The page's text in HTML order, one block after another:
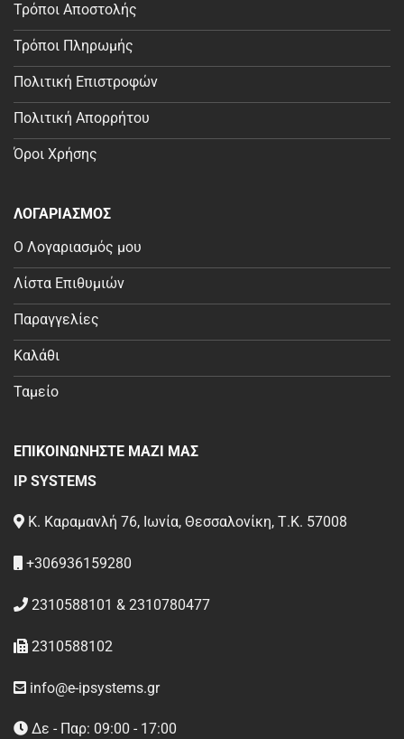
Τρόποι Αποστολής
Τρόποι Πληρωμής
Πολιτική Επιστροφών
Πολιτική Απορρήτου
Όροι Χρήσης
ΛΟΓΑΡΙΑΣΜΟΣ
Ο Λογαριασμός μου
Λίστα Επιθυμιών
Παραγγελίες
Καλάθι
Ταμείο
ΕΠΙΚΟΙΝΩΝΗΣΤΕ ΜΑΖΙ ΜΑΣ
IP SYSTEMS
Κ. Καραμανλή 76, Ιωνία, Θεσσαλονίκη, Τ.Κ. 57008
+306936159280
2310588101 & 2310780477
2310588102
info@e-ipsystems.gr
Δε - Παρ: 09:00 - 17:00